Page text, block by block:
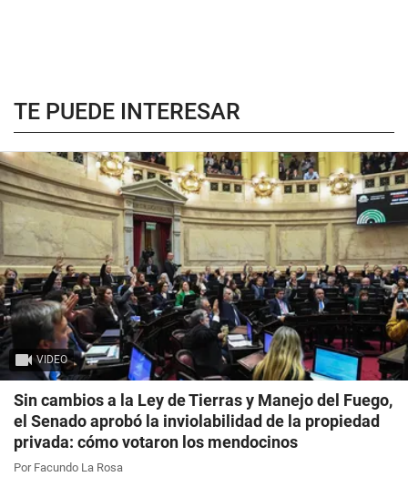
TE PUEDE INTERESAR
VIDEO
Sin cambios a la Ley de Tierras y Manejo del Fuego,
el Senado aprobó la inviolabilidad de la propiedad
privada: cómo votaron los mendocinos
Por Facundo La Rosa